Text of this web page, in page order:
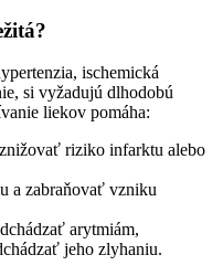
ischemická
si vyžadujú dlhodobú
liekov pomáha:
riziko infarktu alebo
a zabraňovať vzniku
arytmiám,
jeho zlyhaniu.